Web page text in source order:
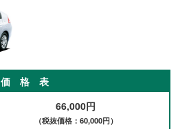
価 格 表
66,000円
（税抜価格：60,000円）